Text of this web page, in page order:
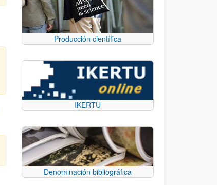
Producción científica
IKERTU
Denominación bibliográfica